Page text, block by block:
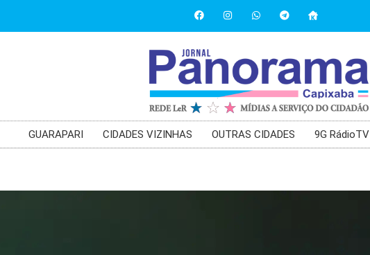
GUARAPARI CIDADES VIZINHAS OUTRAS CIDADES 9G RádioTV